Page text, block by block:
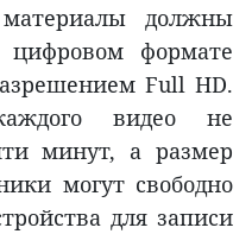
должны
формате
Full HD.
видео не
минут, а размер
могут свободно
для записи